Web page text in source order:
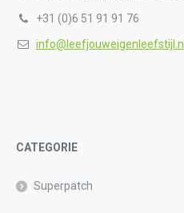
+31 (0)6 51 91 91 76
info@leefjouweigenleefstijl.nl
CATEGORIE
Superpatch